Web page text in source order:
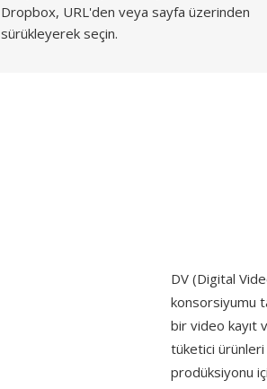
Dropbox, URL'den veya sayfa üzerinden
sürükleyerek seçin.
DV (Digital
konsorsiyumu
bir video kayıt
tüketici
prodüksiyonu